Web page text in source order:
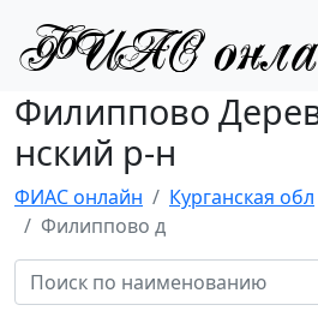
Филиппово
нский р-н
ФИАС онлайн Курганская обл
Филиппово д